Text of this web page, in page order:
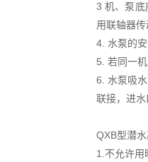
3 机、泵底
用联轴器
4. 水泵的
5. 若同一
6. 水泵吸
联接，进
QXB型潜
1.不允许用